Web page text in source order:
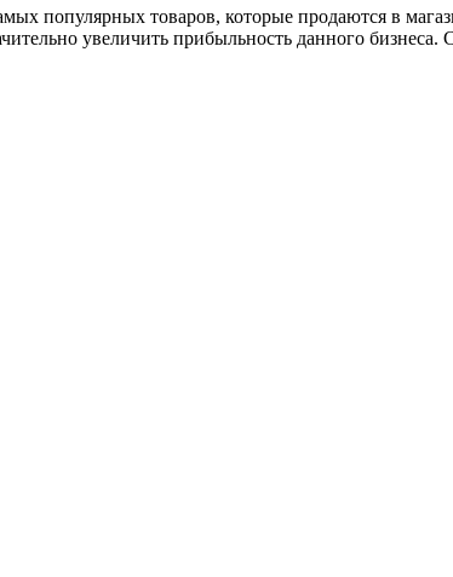
популярных товаров, которые продаются в
увеличить прибыльность данного